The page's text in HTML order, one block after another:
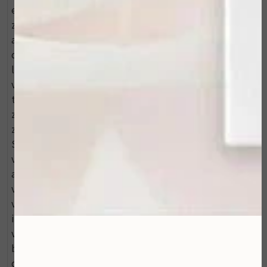
een gladde huid zonder irritaties. Gebruik: Na een
zorgvuldige huidverbeteringsroutine als laatste
aanbrengen op het gelaat, hals en (eventueel)
decolleté. Touch of Silk is ook elders op de
lichaamshuid inzetbaar welke herstel behoeft. Dan bij
voorkeur meerdere malen per dag dun aanbrengen
totdat de huid hersteld is. Net als Brilliant Touch ook
zeer geschikt na het scheren voor een gladde huid
zonder irritaties. DE BELANGRIJKSTE WERKSTOFFEN:
Siliconenolie: Chemisch gezien zijn siliconenolieën
verbindingen waarbijsilicium en zuurstof elkaar
afwisselen in een ketting met verschillende
vertakkingen. De lengte van zo?n ketting, een soort
vertakking en de aanwezigheid van andere moleculen
in een ketting zijn bepalend voor de eigenschappen
van een siliconenmolecuul en creëert een
beschermende en niet afsluitende netstructuur over
de huid. Deze siliconenolie verschilt vooral van andere